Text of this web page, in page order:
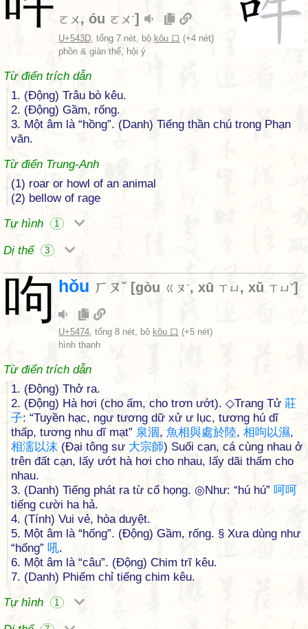
ㄛㄨ , óu ㄛㄨˊ]
U+543D, tổng 7 nét, bộ kǒu 口 (+4 nét)
phồn & giản thể, hội ý
Từ điển trích dẫn
1. (Động) Trâu bò kêu.
2. (Động) Gầm, rống.
3. Một âm là “hồng”. (Danh) Tiếng thần chú trong Phạn
văn.
Từ điển Trung-Anh
(1) roar or howl of an animal
(2) bellow of rage
Tự hình
1
Dị thể 3
呴 hǒu ㄏㄡˇ [gòu ㄍㄡˋ, xū ㄒㄩ, xǔ ㄒㄩˇ]
U+5474, tổng 8 nét, bộ kǒu 口 (+5 nét)
hình thanh
Từ điển trích dẫn
1. (Động) Thở ra.
2. (Động) Hà hơi (cho ấm, cho trơn ướt). ◇Trang Tử 莊
子: “Tuyền hạc, ngư tương dữ xử ư lục, tương hú dĩ
thấp, tương nhu dĩ mạt” 泉涸, 魚相與處於陸, 相呴以濕,
相濡以沫 (Đại tông sư 大宗師) Suối cạn, cá cùng nhau ở
trên đất cạn, lấy ướt hà hơi cho nhau, lấy dãi thấm cho
nhau.
3. (Danh) Tiếng phát ra từ cổ họng. ◎Như: “hú hú” 呵呵
tiếng cười ha hả.
4. (Tính) Vui vẻ, hòa duyệt.
5. Một âm là “hống”. (Động) Gầm, rống. § Xưa dùng như
“hống” 吼.
6. Một âm là “câu”. (Động) Chim trĩ kêu.
7. (Danh) Phiếm chỉ tiếng chim kêu.
Tự hình
1